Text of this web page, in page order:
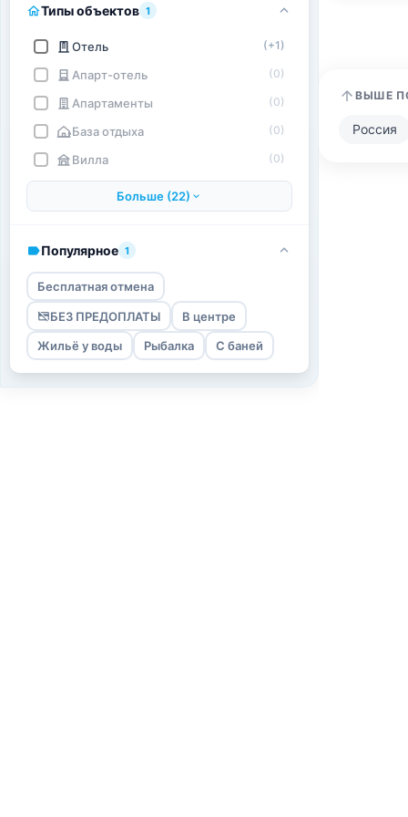
Типы объектов 1
Отель (+1)
Апарт-отель (0)
Апартаменты (0)
База отдыха (0)
Вилла (0)
Больше (22)
Популярное 1
Бесплатная отмена
БЕЗ ПРЕДОПЛАТЫ В центре
Жильё у воды Рыбалка С баней
ВЫШЕ
Россия